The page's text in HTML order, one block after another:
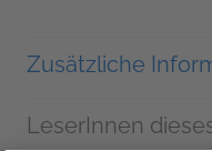
Zusätzliche
LeserInnen